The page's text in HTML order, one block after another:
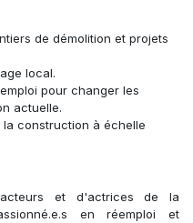
de démolition et projets
local.
pour changer les
actuelle.
construction à échelle
et d'actrices de la
en réemploi et